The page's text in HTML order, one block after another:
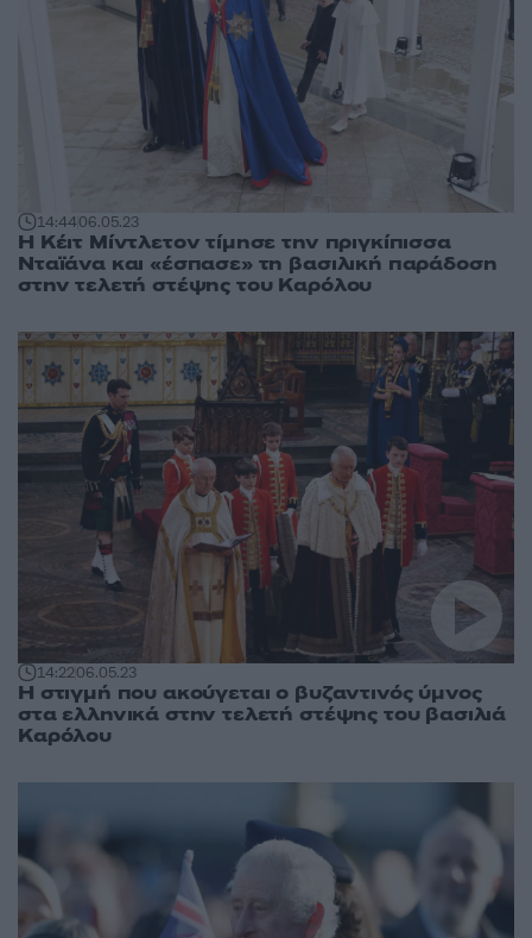
14:4406.05.23
Η Κέιτ Μίντλετον τίμησε την πριγκίπισσα
Νταϊάνα και «έσπασε» τη βασιλική παράδοση
στην τελετή στέψης του Καρόλου
14:2206.05.23
Η στιγμή που ακούγεται ο βυζαντινός ύμνος
στα ελληνικά στην τελετή στέψης του βασιλιά
Καρόλου